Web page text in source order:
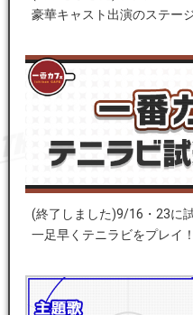
豪華キャスト出演のステー
(終了しました)9/16・23に
一足早くテニラビをプレイ！